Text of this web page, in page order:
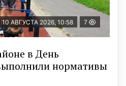
10 АВГУСТА 2026, 10:58 7
в День
нормативы